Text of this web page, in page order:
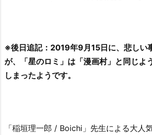
※後日追記：2019年9月15日に、悲しい
が、「星のロミ」は「漫画村」と同じよ
しまったようです。
「稲垣理一郎 / Boichi」先生による大人